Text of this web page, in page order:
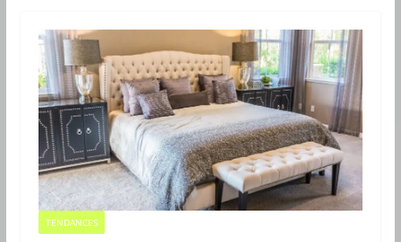
TENDANCES